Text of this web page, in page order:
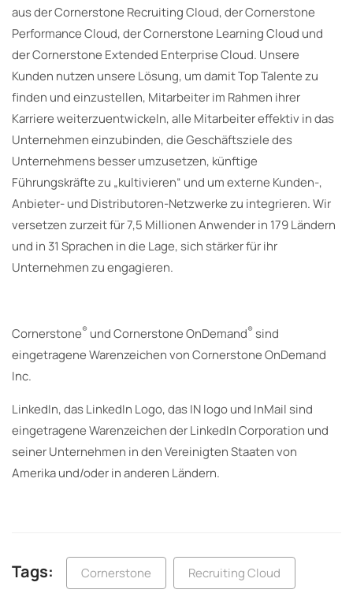
aus der Cornerstone Recruiting Cloud, der Cornerstone
Performance Cloud, der Cornerstone Learning Cloud und
der Cornerstone Extended Enterprise Cloud. Unsere
Kunden nutzen unsere Lösung, um damit Top Talente zu
finden und einzustellen, Mitarbeiter im Rahmen ihrer
Karriere weiterzuentwickeln, alle Mitarbeiter effektiv in das
Unternehmen einzubinden, die Geschäftsziele des
Unternehmens besser umzusetzen, künftige
Führungskräfte zu „kultivieren“ und um externe Kunden-,
Anbieter- und Distributoren-Netzwerke zu integrieren. Wir
versetzen zurzeit für 7,5 Millionen Anwender in 179 Ländern
und in 31 Sprachen in die Lage, sich stärker für ihr
Unternehmen zu engagieren.
Cornerstone® und Cornerstone OnDemand® sind
eingetragene Warenzeichen von Cornerstone OnDemand
Inc.
LinkedIn, das LinkedIn Logo, das IN logo und InMail sind
eingetragene Warenzeichen der LinkedIn Corporation und
seiner Unternehmen in den Vereinigten Staaten von
Amerika und/oder in anderen Ländern.
Tags: Cornerstone Recruiting Cloud